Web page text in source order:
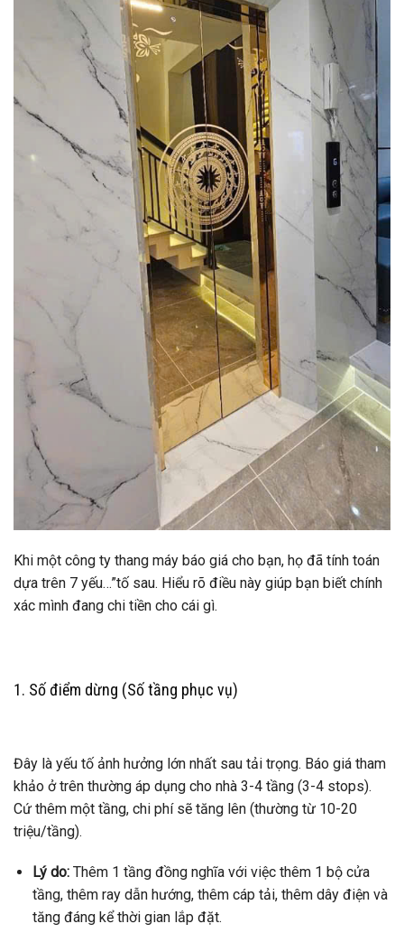
Khi một công ty thang máy báo giá cho bạn, họ đã tính toán
dựa trên 7 yếu…”tố sau. Hiểu rõ điều này giúp bạn biết chính
xác mình đang chi tiền cho cái gì.
1. Số điểm dừng (Số tầng phục vụ)
Đây là yếu tố ảnh hưởng lớn nhất sau tải trọng. Báo giá tham
khảo ở trên thường áp dụng cho nhà 3-4 tầng (3-4 stops).
Cứ thêm một tầng, chi phí sẽ tăng lên (thường từ 10-20
triệu/tầng).
Lý do:Thêm 1 tầng đồng nghĩa với việc thêm 1 bộ cửa
tầng, thêm ray dẫn hướng, thêm cáp tải, thêm dây điện và
tăng đáng kể thời gian lắp đặt.